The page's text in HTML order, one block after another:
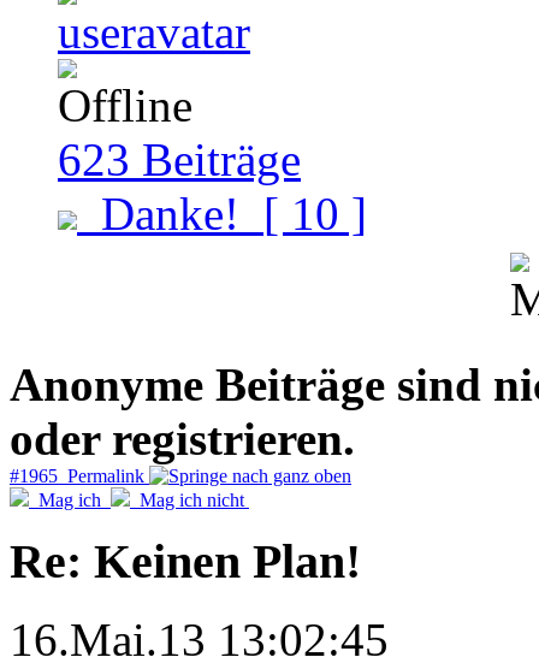
623 Beiträge
Danke! [ 10 ]
Anonyme Beiträge sind
oder registrieren.
#1965 Permalink
Mag ich
Mag ich nicht
Re: Keinen Plan!
16.Mai.13 13:02:45